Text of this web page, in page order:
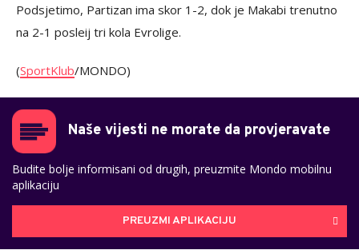
Podsjetimo, Partizan ima skor 1-2, dok je Makabi trenutno
na 2-1 posleij tri kola Evrolige.
(SportKlub/MONDO)
Naše vijesti ne morate da provjeravate
Budite bolje informisani od drugih, preuzmite Mondo mobilnu
aplikaciju
PREUZMI APLIKACIJU